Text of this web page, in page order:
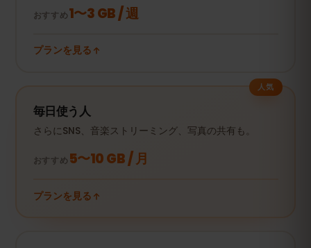
おすすめ1〜3 GB / 週
プランを見る
人気
毎日使う人
さらにSNS、音楽ストリーミング、写真の共有も。
おすすめ 5〜10 GB / 月
プランを見る